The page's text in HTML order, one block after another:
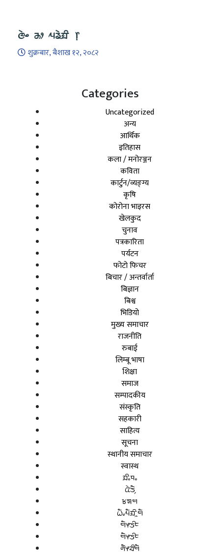
ᤜᤧᤴ ᤌᤣ ᤘᤕᤧᤀᤡ ᥅
शुक्रबार, बैशाख १२, २०८२
Categories
Uncategorized
अन्य
आर्थिक
इतिहास
कला / मनोरञ्जन
कविता
कार्टुन/व्यङ्ग्य
कृषि
कोरोना भाइरस
खेलकुद
चुनाव
पत्रकारिता
पर्यटन
फोटो फिचर
बिचार / अन्तर्वार्ता
बिज्ञान
बिश्व
भिडियो
मुख्य समाचार
राजनीति
रुबाई
लिम्बू भाषा
शिक्षा
समाज
सम्पादकीय
संस्कृति
सहकारी
साहित्य
सूचना
स्थानीय समाचार
स्वास्थ
ᤀᤡᤱᤄᤱ
ᤂᤧᤍᤠ᤹
ᤃᤈᤗ
ᤐᤠᤱᤘᤠᤀᤡᤳᤗᤠ
ᤗᤠᤶᤍᤡᤰ
ᤗᤠᤶᤍᤡᤰ
ᤛᤠᤶᤔᤡᤗᤠ